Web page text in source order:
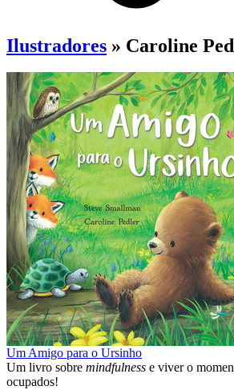
Ilustradores » Caroline
Um Amigo para o Ursinho
Um livro sobre mindfulness e viver o
ocupados!